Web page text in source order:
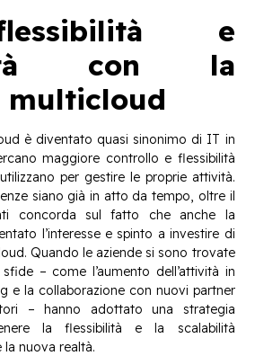
e
con la
multicloud
è diventato quasi sinonimo di IT in
maggiore controllo e flessibilità
per gestire le proprie attività.
siano già in atto da tempo, oltre il
concorda sul fatto che anche la
l’interesse e spinto a investire di
Quando le aziende si sono trovate
– come l’aumento dell’attività in
e la collaborazione con nuovi partner
– hanno adottato una strategia
la flessibilità e la scalabilità
la nuova realtà.